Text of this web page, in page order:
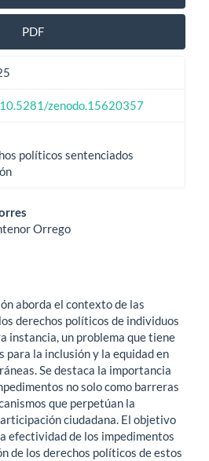
PDF
zenodo.15620357
políticos sentenciados
Orrego
aborda el contexto de las
derechos políticos de individuos
instancia, un problema que tiene
para la inclusión y la equidad en
Se destaca la importancia
no solo como barreras
que perpetúan la
ciudadana. El objetivo
efectividad de los impedimentos
de los derechos políticos de estos